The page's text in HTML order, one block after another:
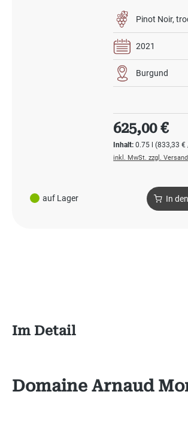
auf Lager
Pinot Noir
2021
Burgund
Inhalt:0.75 l(833,33 €
Regulärer
625,00 €
inkl. MwSt. zzgl.
In
Im Detail
Domaine Arnaud